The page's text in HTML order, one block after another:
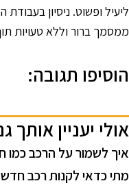
ופשוט. ניסיון
ברור וללא טעויות
תגובה:
יעניין אותך
לשמור על הרכב כמו
כדאי לקנות רכב חדש